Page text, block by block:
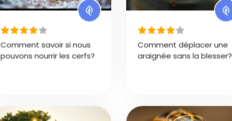
Comment savoir si nous
pouvons nourrir les cerfs?
Comment déplacer une
araignée sans la blesser?